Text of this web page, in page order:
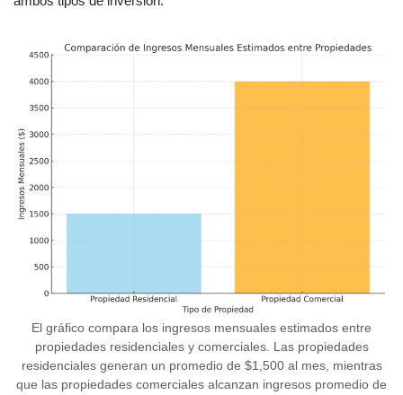
El gráfico compara los ingresos mensuales estimados entre
propiedades residenciales y comerciales. Las propiedades
residenciales generan un promedio de $1,500 al mes, mientras
que las propiedades comerciales alcanzan ingresos promedio de